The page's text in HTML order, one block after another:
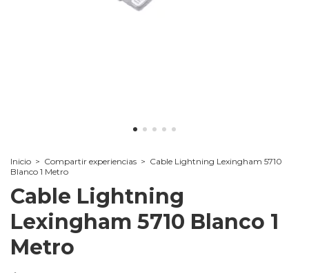
Inicio > Compartir experiencias > Cable Lightning Lexingham 5710
Blanco 1 Metro
Cable Lightning
Lexingham 5710 Blanco 1
Metro